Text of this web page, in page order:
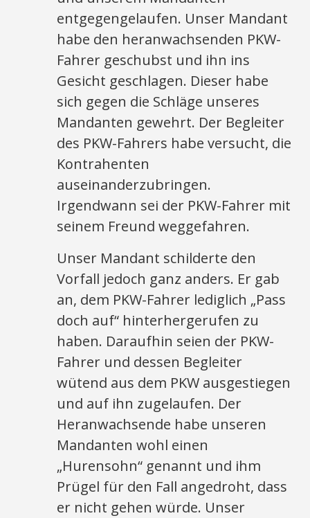
entgegengelaufen. Unser Mandant
habe den heranwachsenden PKW-
Fahrer geschubst und ihn ins
Gesicht geschlagen. Dieser habe
sich gegen die Schläge unseres
Mandanten gewehrt. Der Begleiter
des PKW-Fahrers habe versucht, die
Kontrahenten
auseinanderzubringen.
Irgendwann sei der PKW-Fahrer mit
seinem Freund weggefahren.
Unser Mandant schilderte den
Vorfall jedoch ganz anders. Er gab
an, dem PKW-Fahrer lediglich „Pass
doch auf“ hinterhergerufen zu
haben. Daraufhin seien der PKW-
Fahrer und dessen Begleiter
wütend aus dem PKW ausgestiegen
und auf ihn zugelaufen. Der
Heranwachsende habe unseren
Mandanten wohl einen
„Hurensohn“ genannt und ihm
Prügel für den Fall angedroht, dass
er nicht gehen würde. Unser